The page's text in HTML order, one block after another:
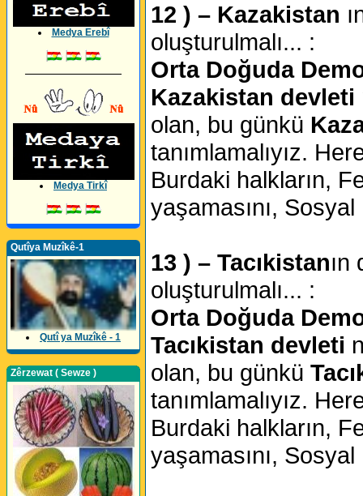
Medya Erebî
Medya Tirkî
Qutîya Muzîkê-1
Qutî ya Muzîkê - 1
Zêrzewat ( Sewze )
12 ) – Kazakistan
oluşturulmalı... :
Orta Doğuda
Kazakistan devleti
olan, bu günkü
tanımlamalıyız.
Burdaki halkların,
yaşamasını,
13 ) – Tacıkistanın
oluşturulmalı... :
Orta Doğuda
Tacıkistan devleti
olan, bu günkü
tanımlamalıyız.
Burdaki halkların,
yaşamasını,